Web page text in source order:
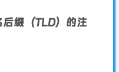
缀（TLD）的注